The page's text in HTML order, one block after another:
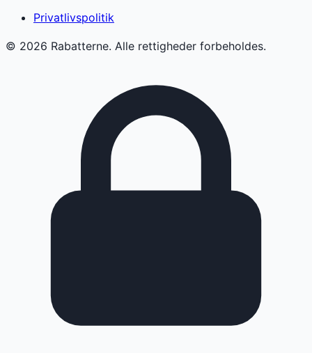
Privatlivspolitik
© 2026 Rabatterne. Alle rettigheder forbeholdes.